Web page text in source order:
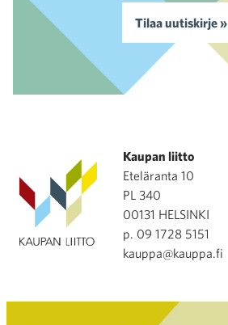
Tilaa uutiskirje »
Kaupan liitto
Eteläranta 10
PL 340
00131 HELSINKI
p. 09 1728 5151
kauppa@kauppa.fi